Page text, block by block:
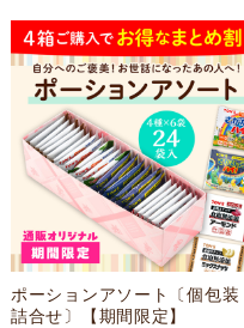
ポーションアソート〔個包装
詰合せ〕【期間限定】